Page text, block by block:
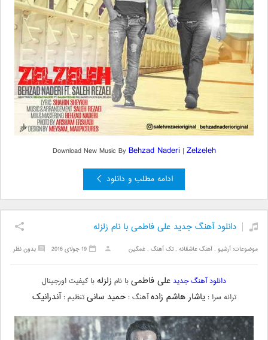
Download New Music ByBehzad Naderi | Zelzeleh
ادامه مطلب و دانلود
دانلود آهنگ جدید علی فاطمی با نام زلزله
موضوعات:آرشیو ,آهنگ عاشقانه ,تک آهنگ ,غمگین بدون نظر 19 جولای 2016
دانلود آهنگ جدید علی فاطمیبا نام زلزله با کیفیت اورجینال
ترانه سرا :یاشار هاشم زادهآهنگ :حمید سانیتنظیم : آندرانیک